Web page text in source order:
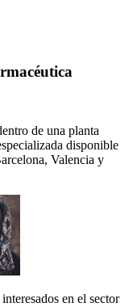
de una planta
disponible
Valencia y
en el sector